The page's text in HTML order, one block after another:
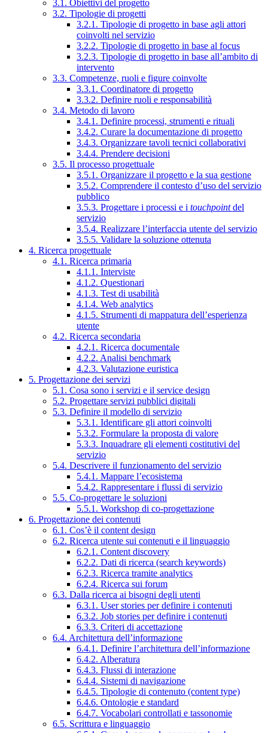
3.1. Obiettivi del progetto
3.2. Tipologie di progetti
3.2.1. Tipologie di progetto in base agli attori
coinvolti nel servizio
3.2.2. Tipologie di progetto in base al focus
3.2.3. Tipologie di progetto in base all’ambito di
intervento
3.3. Competenze, ruoli e figure coinvolte
3.3.1. Coordinatore di progetto
3.3.2. Definire ruoli e responsabilità
3.4. Metodo di lavoro
3.4.1. Definire processi, strumenti e rituali
3.4.2. Curare la documentazione di progetto
3.4.3. Organizzare tavoli tecnici collaborativi
3.4.4. Prendere decisioni
3.5. Il processo progettuale
3.5.1. Organizzare il progetto e la sua gestione
3.5.2. Comprendere il contesto d’uso del servizio
pubblico
3.5.3. Progettare i processi e i touchpointdel
servizio
3.5.4. Realizzare l’interfaccia utente del servizio
3.5.5. Validare la soluzione ottenuta
4. Ricerca progettuale
4.1. Ricerca primaria
4.1.1. Interviste
4.1.2. Questionari
4.1.3. Test di usabilità
4.1.4. Web analytics
4.1.5. Strumenti di mappatura dell’esperienza
utente
4.2. Ricerca secondaria
4.2.1. Ricerca documentale
4.2.2. Analisi benchmark
4.2.3. Valutazione euristica
5. Progettazione dei servizi
5.1. Cosa sono i servizi e il service design
5.2. Progettare servizi pubblici digitali
5.3. Definire il modello di servizio
5.3.1. Identificare gli attori coinvolti
5.3.2. Formulare la proposta di valore
5.3.3. Inquadrare gli elementi costitutivi del
servizio
5.4. Descrivere il funzionamento del servizio
5.4.1. Mappare l’ecosistema
5.4.2. Rappresentare i flussi di servizio
5.5. Co-progettare le soluzioni
5.5.1. Workshop di co-progettazione
6. Progettazione dei contenuti
6.1. Cos’è il content design
6.2. Ricerca utente sui contenuti e il linguaggio
6.2.1. Content discovery
6.2.2. Dati di ricerca (search keywords)
6.2.3. Ricerca tramite analytics
6.2.4. Ricerca sui forum
6.3. Dalla ricerca ai bisogni degli utenti
6.3.1. User stories per definire i contenuti
6.3.2. Job stories per definire i contenuti
6.3.3. Criteri di accettazione
6.4. Architettura dell’informazione
6.4.1. Definire l’architettura dell’informazione
6.4.2. Alberatura
6.4.3. Flussi di interazione
6.4.4. Sistemi di navigazione
6.4.5. Tipologie di contenuto (content type)
6.4.6. Ontologie e standard
6.4.7. Vocabolari controllati e tassonomie
6.5. Scrittura e linguaggio